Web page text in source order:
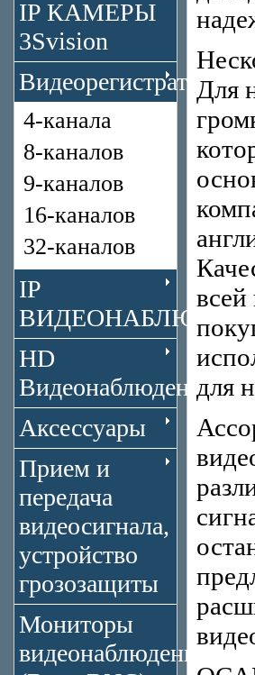
IP КАМЕРЫ
3Svision
Видеорегистраторы
4-канала
8-каналов
9-каналов
16-каналов
32-каналов
IP
HD
Видеонаблюдение
Аксессуары
Прием и
передача
видеосигнала,
устройство
грозозащиты
Мониторы
видеонаблюдения
Для
для